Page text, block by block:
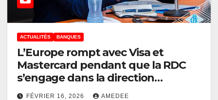
ACTUALITÉS BANQUES
L’Europe rompt avec Visa et
Mastercard pendant que la RDC
s’engage dans la direction
opposée
FÉVRIER 16, 2026 AMEDEE